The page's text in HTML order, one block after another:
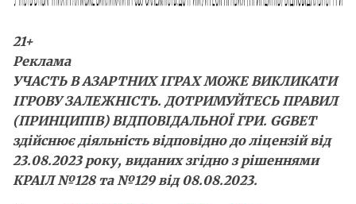
21+
Реклама
УЧАСТЬ В АЗАРТНИХ ІГРАХ МОЖЕ ВИКЛИКАТИ
ІГРОВУ ЗАЛЕЖНІСТЬ. ДОТРИМУЙТЕСЬ ПРАВИЛ
(ПРИНЦИПІВ) ВІДПОВІДАЛЬНОЇ ГРИ. GGBET
здійснює діяльність відповідно до ліцензій від
23.08.2023 року, виданих згідно з рішеннями
КРАІЛ №128 та №129 від 08.08.2023.